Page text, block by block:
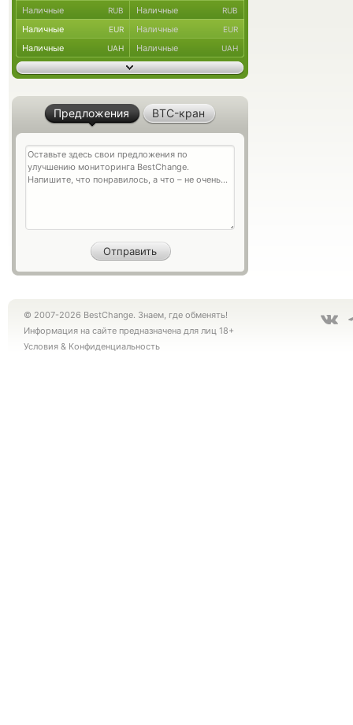
Наличные RUB Наличные RUB
Наличные EUR Наличные EUR
Наличные UAH Наличные UAH
Предложения BTC-кран
© 2007-2026 BestChange. Знаем, где обменять!
Информация на сайте предназначена для лиц 18+
Условия & Конфиденциальность